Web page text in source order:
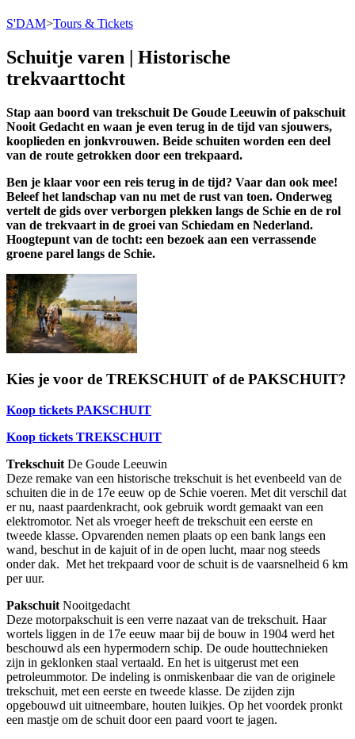
S'DAM>Tours & Tickets
Schuitje varen | Historische
trekvaarttocht
Stap aan boord van trekschuit De Goude Leeuwin of pakschuit
Nooit Gedacht en waan je even terug in de tijd van sjouwers,
kooplieden en jonkvrouwen. Beide schuiten worden een deel
van de route getrokken door een trekpaard.
Ben je klaar voor een reis terug in de tijd? Vaar dan ook mee!
Beleef het landschap van nu met de rust van toen. Onderweg
vertelt de gids over verborgen plekken langs de Schie en de rol
van de trekvaart in de groei van Schiedam en Nederland.
Hoogtepunt van de tocht: een bezoek aan een verrassende
groene parel langs de Schie.
Kies je voor de TREKSCHUIT of de PAKSCHUIT?
Koop tickets PAKSCHUIT
Koop tickets TREKSCHUIT
Trekschuit De Goude Leeuwin
Deze remake van een historische trekschuit is het evenbeeld van de
schuiten die in de 17e eeuw op de Schie voeren. Met dit verschil dat
er nu, naast paardenkracht, ook gebruik wordt gemaakt van een
elektromotor. Net als vroeger heeft de trekschuit een eerste en
tweede klasse. Opvarenden nemen plaats op een bank langs een
wand, beschut in de kajuit of in de open lucht, maar nog steeds
onder dak. Met het trekpaard voor de schuit is de vaarsnelheid 6 km
per uur.
Pakschuit Nooitgedacht
Deze motorpakschuit is een verre nazaat van de trekschuit. Haar
wortels liggen in de 17e eeuw maar bij de bouw in 1904 werd het
beschouwd als een hypermodern schip. De oude houttechnieken
zijn in geklonken staal vertaald. En het is uitgerust met een
petroleummotor. De indeling is onmiskenbaar die van de originele
trekschuit, met een eerste en tweede klasse. De zijden zijn
opgebouwd uit uitneembare, houten luikjes. Op het voordek pronkt
een mastje om de schuit door een paard voort te jagen.